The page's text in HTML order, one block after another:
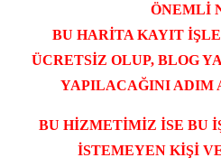
ÖNEMLİ
BU HARİTA KAYIT
ÜCRETSİZ OLUP, BLOG
YAPILACAĞINI ADIM
BU HİZMETİMİZ İSE BU
İSTEMEYEN KİŞİ